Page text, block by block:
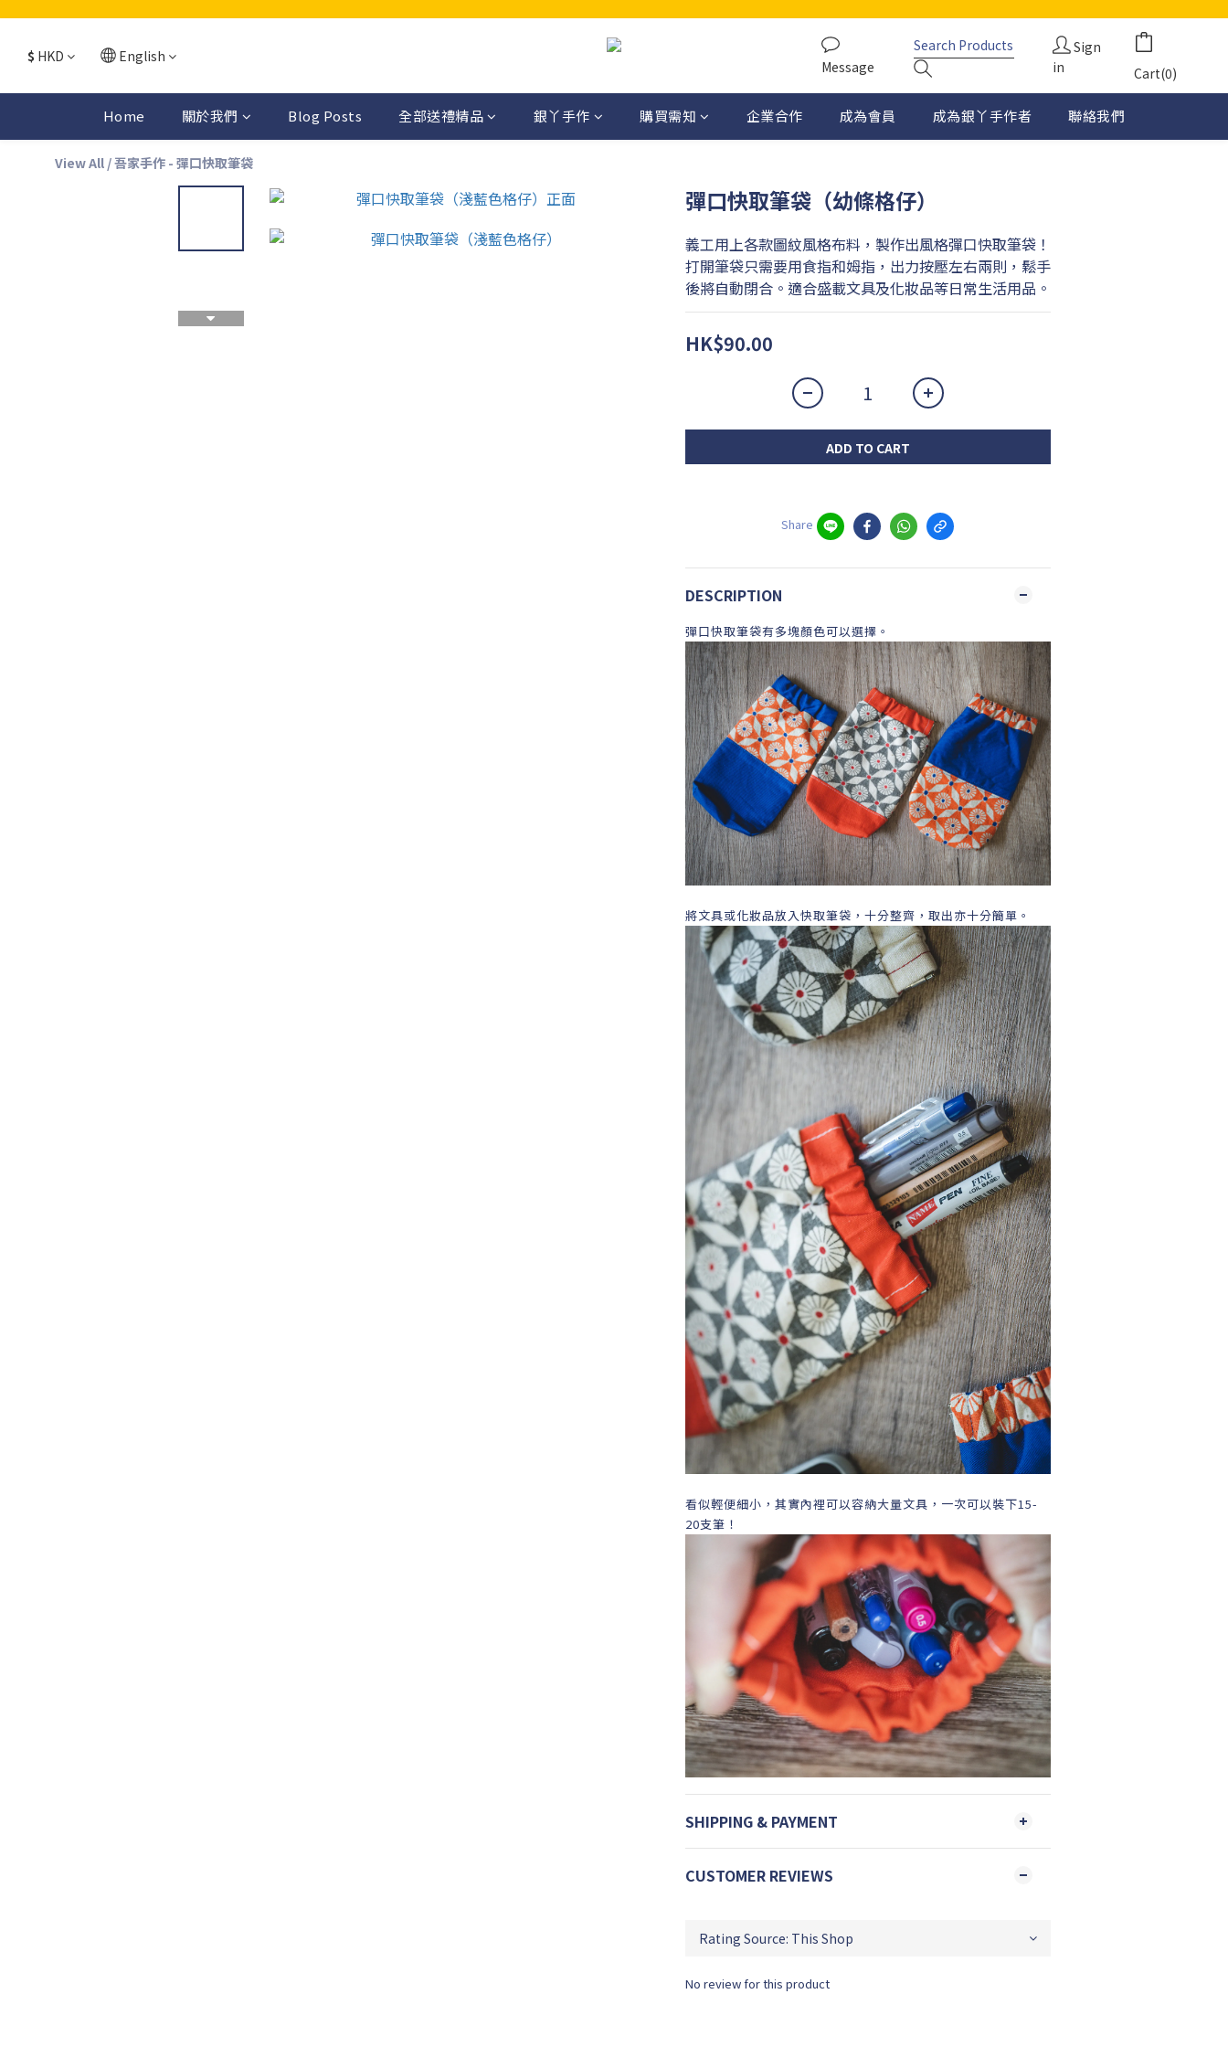
$ HKD English
Message
Sign
in
Cart(0)
Home 關於我們 Blog Posts 全部送禮精品 銀丫手作 購買需知 企業合作 成為會員 成為銀丫手作者 聯絡我們
View All /吾家手作 - 彈口快取筆袋
彈口快取筆袋（幼條格仔）
義工用上各款圖紋風格布料，製作出風格彈口快取筆袋！
打開筆袋只需要用食指和姆指，出力按壓左右兩則，鬆手
後將自動閉合。適合盛載文具及化妝品等日常生活用品。
HK$90.00
ADD TO CART
Share
DESCRIPTION
彈口快取筆袋有多塊顏色可以選擇。
將文具或化妝品放入快取筆袋，十分整齊，取出亦十分簡單。
看似輕便細小，其實內裡可以容納大量文具，一次可以裝下15-
20支筆！
SHIPPING & PAYMENT
CUSTOMER REVIEWS
No review for this product